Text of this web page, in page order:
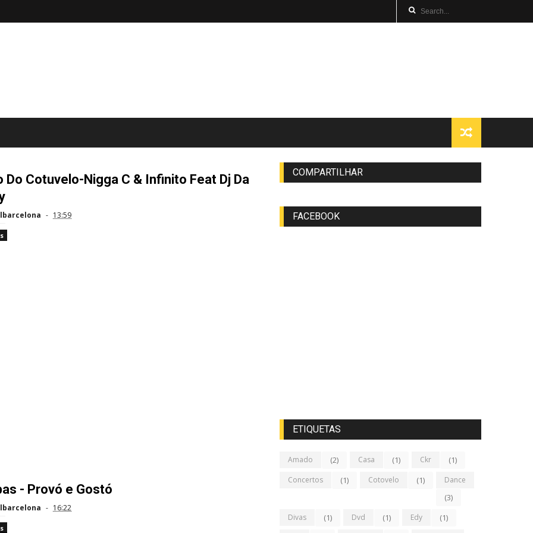
Do Cotuvelo-Nigga C & Infinito Feat Dj Da
13:59
- Provó e Gostó
16:22
COMPARTILHAR
FACEBOOK
ETIQUETAS
Amado (2) Casa (1) Ckr (1)
Concertos (1) Cotovelo (1) Dance
(3)
Divas (1) Dvd (1) Edy (1)